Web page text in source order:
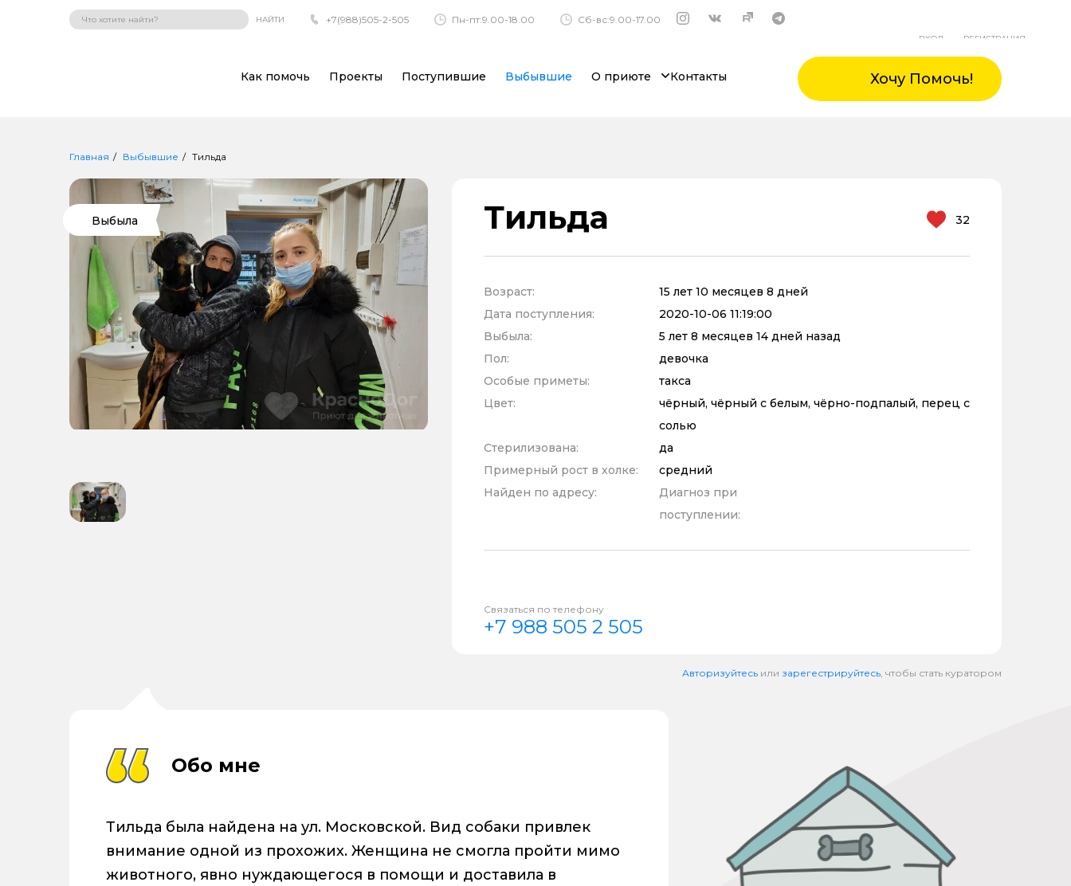
НАЙТИ +7(988)505-2-505 Пн-пт:9.00-18.00 Сб-вс:9.00-17.00
ВХОД РЕГИСТРАЦИЯ
Как помочь Проекты Поступившие Выбывшие О приюте Контакты Хочу Помочь!
Главная Выбывшие Тильда
Выбыла Тильда 32
Возраст:
15 лет 10 месяцев 8 дней
Дата поступления:
2020-10-06 11:19:00
Выбыла:
5 лет 8 месяцев 14 дней назад
Пол:
девочка
Особые приметы:
такса
Цвет:
чёрный, чёрный с белым, чёрно-подпалый, перец с
солью
Стерилизована:
да
Примерный рост в холке:
средний
Найден по адресу:
Диагноз при
поступлении:
Связаться по телефону
+7 988 505 2 505
Авторизуйтесь или зарегестрируйтесь, чтобы стать куратором
Обо мне
Тильда была найдена на ул. Московской. Вид собаки привлек
внимание одной из прохожих. Женщина не смогла пройти мимо
животного, явно нуждающегося в помощи и доставила в